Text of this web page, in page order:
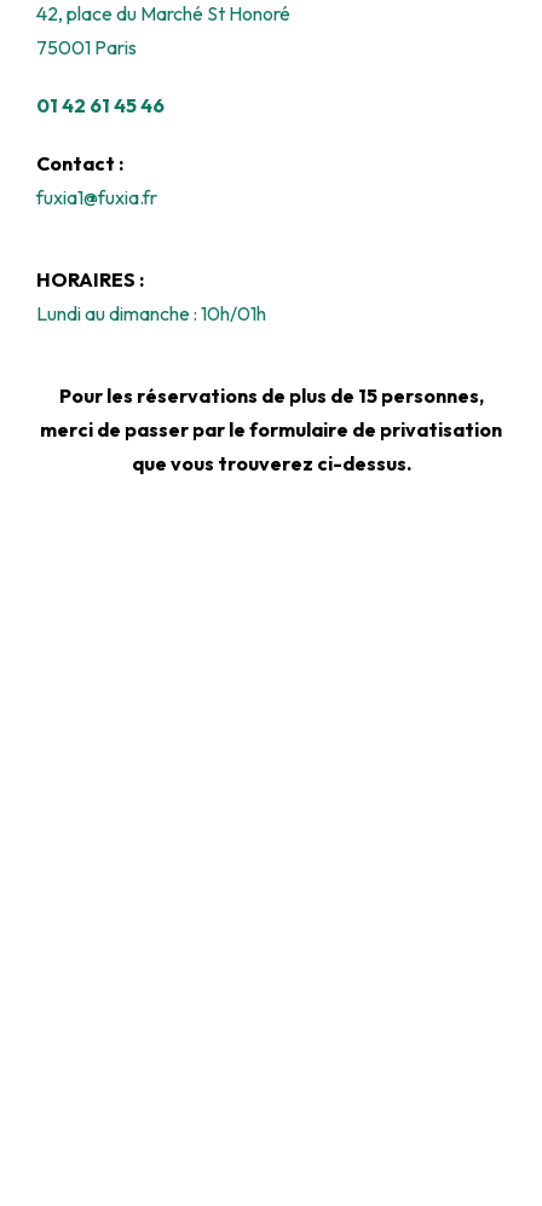
42, place du Marché St Honoré
75001 Paris
01 42 61 45 46
Contact :
fuxia1@fuxia.fr
HORAIRES :
Lundi au dimanche : 10h/01h
Pour les réservations de plus de 15 personnes,
merci de passer par le formulaire de privatisation
que vous trouverez ci-dessus.